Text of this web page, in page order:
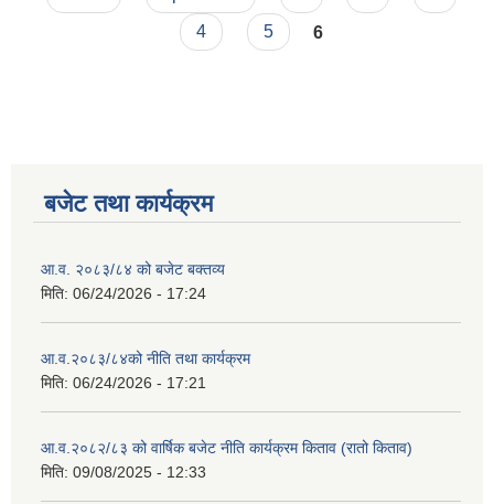
4
5 6
बजेट तथा कार्यक्रम
आ.व. २०८३/८४ को बजेट बक्तव्य
मिति: 06/24/2026 - 17:24
आ.व.२०८३/८४को नीति तथा कार्यक्रम
मिति: 06/24/2026 - 17:21
आ.व.२०८२/८३ को वार्षिक बजेट नीति कार्यक्रम किताव (रातो किताव)
मिति: 09/08/2025 - 12:33